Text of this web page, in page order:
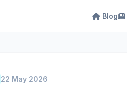
Blog
22 May 2026